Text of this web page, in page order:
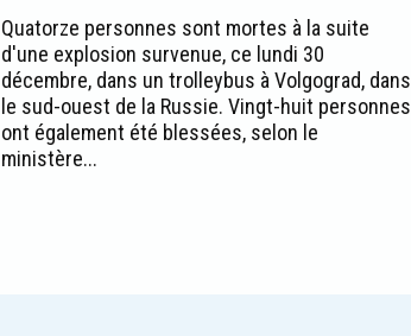
Quatorze personnes sont mortes à la suite
d'une explosion survenue, ce lundi 30
décembre, dans un trolleybus à Volgograd, dans
le sud-ouest de la Russie. Vingt-huit personnes
ont également été blessées, selon le
ministère...